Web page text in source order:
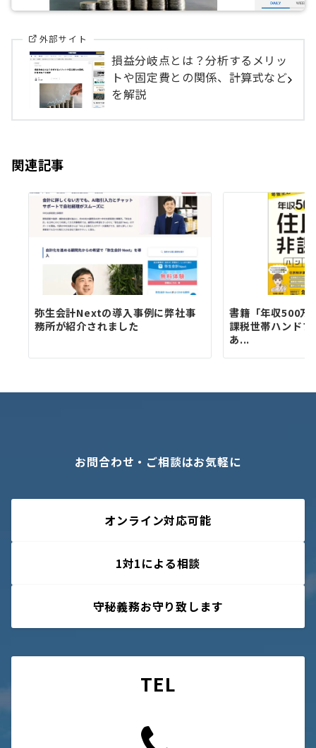
外部サイト
損益分岐点とは？分析するメリッ
トや固定費との関係、計算式など
を解説
関連記事
弥生会計Nextの導入事例に弊社事
務所が紹介されました
書籍「年収500万
課税世帯ハンド
あ...
お問合わせ・ご相談はお気軽に
オンライン対応可能
1対1による相談
守秘義務お守り致します
TEL